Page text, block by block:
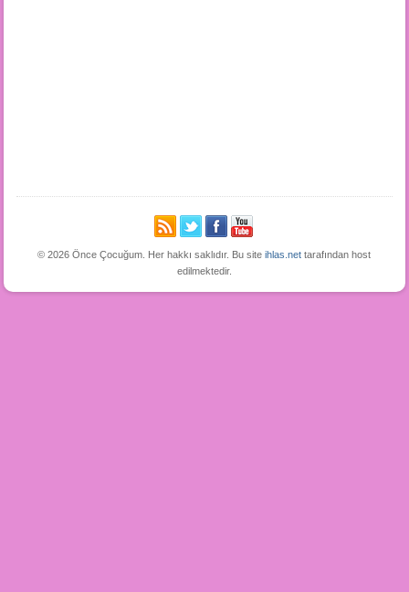
© 2026 Önce Çocuğum. Her hakkı saklıdır. Bu siteihlas.net tarafından host
edilmektedir.